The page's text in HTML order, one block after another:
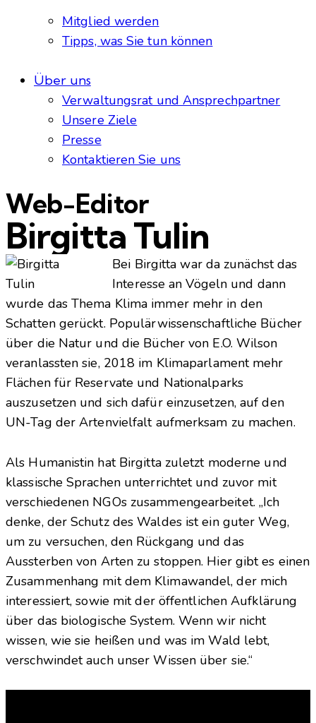
Mitglied werden
Tipps, was Sie tun können
Über uns
Verwaltungsrat und Ansprechpartner
Unsere Ziele
Presse
Kontaktieren Sie uns
Web-Editor
Birgitta Tulin
Bei Birgitta war da zunächst das
Interesse an Vögeln und dann
wurde das Thema Klima immer mehr in den
Schatten gerückt. Populärwissenschaftliche Bücher
über die Natur und die Bücher von E.O. Wilson
veranlassten sie, 2018 im Klimaparlament mehr
Flächen für Reservate und Nationalparks
auszusetzen und sich dafür einzusetzen, auf den
UN-Tag der Artenvielfalt aufmerksam zu machen.
Als Humanistin hat Birgitta zuletzt moderne und
klassische Sprachen unterrichtet und zuvor mit
verschiedenen NGOs zusammengearbeitet. „Ich
denke, der Schutz des Waldes ist ein guter Weg,
um zu versuchen, den Rückgang und das
Aussterben von Arten zu stoppen. Hier gibt es einen
Zusammenhang mit dem Klimawandel, der mich
interessiert, sowie mit der öffentlichen Aufklärung
über das biologische System. Wenn wir nicht
wissen, wie sie heißen und was im Wald lebt,
verschwindet auch unser Wissen über sie.“